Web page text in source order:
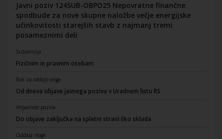
Javni poziv 124SUB-OBPO25 Nepovratne finančne
spodbude za nove skupne naložbe večje energijske
učinkovitosti starejših stavb z najmanj tremi
posameznimi deli
Subvencija
Fizičnim in pravnim osebam
Rok za oddajo vloge
Od dneva objave javnega poziva v Uradnem listu RS
Veljavnost poziva
Do objave zaključka na spletni strani Eko sklada
Oddaja vloge